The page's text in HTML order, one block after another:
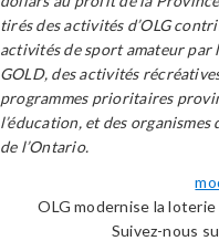
tirés des activités d’OLG
activités de sport amateur par
GOLD, des activités
programmes prioritaires
l’éducation, et des
de l’Ontario.
OLG modernise la
Suivez-nous